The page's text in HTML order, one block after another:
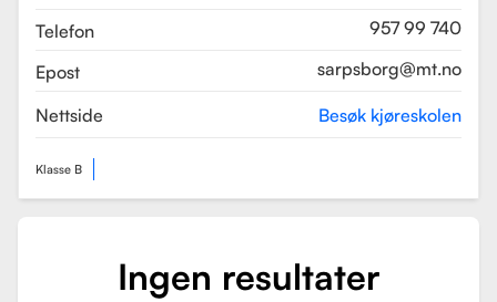
Telefon
957 99 740
Epost
sarpsborg@mt.no
Nettside Besøk kjøreskolen
Klasse B
Ingen resultater